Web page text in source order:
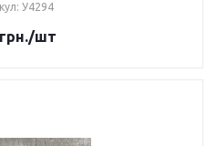
У4294
/шт